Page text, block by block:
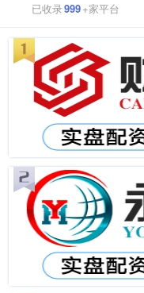
已收录999+家平台